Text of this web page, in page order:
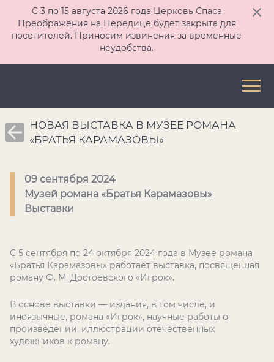
С 3 по 15 августа 2026 года Церковь Спаса
Преображения на Нередице будет закрыта для
посетителей. Приносим извинения за временные
неудобства.
НОВАЯ ВЫСТАВКА В МУЗЕЕ РОМАНА
«БРАТЬЯ КАРАМАЗОВЫ»
09 сентября 2024
Музей романа «Братья Карамазовы»
Выставки
С 5 сентября по 24 октября 2024 года в Музее романа
«Братья Карамазовы» работает выставка, посвященная
роману Ф. М. Достоевского «Игрок».
В основе выставки — издания, в том числе, и
иноязычные, романа «Игрок», научные работы о
произведении, иллюстрации отечественных
художников к роману.